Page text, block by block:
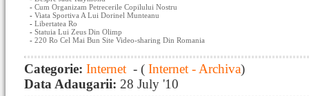
- Cum Organizam Petrecerile Copilului Nostru
- Viata Sportiva A Lui Dorinel Munteanu
- Libertatea Ro
- Statuia Lui Zeus Din Olimp
- 220 Ro Cel Mai Bun Site Video-sharing Din Romania
Categorie: Internet - ( Internet - Archiva)
Data Adaugarii: 28 July '10